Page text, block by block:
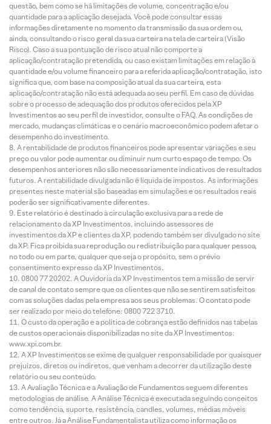
questão, bem como se há limitações de volume, concentração e/ou
quantidade para a aplicação desejada. Você pode consultar essas
informações diretamente no momento da transmissão da sua ordem ou,
ainda, consultando o risco geral da sua carteira na tela de carteira (Visão
Risco). Caso a sua pontuação de risco atual não comporte a
aplicação/contratação pretendida, ou caso existam limitações em relação à
quantidade e/ou volume financeiro para a referida aplicação/contratação, isto
significa que, com base na composição atual da sua carteira, esta
aplicação/contratação não está adequada ao seu perfil. Em caso de dúvidas
sobre o processo de adequação dos produtos oferecidos pela XP
Investimentos ao seu perfil de investidor, consulte o FAQ. As condições de
mercado, mudanças climáticas e o cenário macroeconômico podem afetar o
desempenho do investimento.
A rentabilidade de produtos financeiros pode apresentar variações e seu
preço ou valor pode aumentar ou diminuir num curto espaço de tempo. Os
desempenhos anteriores não são necessariamente indicativos de resultados
futuros. A rentabilidade divulgada não é líquida de impostos. As informações
presentes neste material são baseadas em simulações e os resultados reais
poderão ser significativamente diferentes.
Este relatório é destinado à circulação exclusiva para a rede de
relacionamento da XP Investimentos, incluindo assessores de
investimentos da XP e clientes da XP, podendo também ser divulgado no site
da XP. Fica proibida sua reprodução ou redistribuição para qualquer pessoa,
no todo ou em parte, qualquer que seja o propósito, sem o prévio
consentimento expresso da XP Investimentos.
0800 77 20202. A Ouvidoria da XP Investimentos tem a missão de servir
de canal de contato sempre que os clientes que não se sentirem satisfeitos
com as soluções dadas pela empresa aos seus problemas. O contato pode
ser realizado por meio do telefone: 0800 722 3710.
O custo da operação e a política de cobrança estão definidos nas tabelas
de custos operacionais disponibilizadas no site da XP Investimentos:
www.xpi.com.br.
A XP Investimentos se exime de qualquer responsabilidade por quaisquer
prejuízos, diretos ou indiretos, que venham a decorrer da utilização deste
relatório ou seu conteúdo.
A Avaliação Técnica e a Avaliação de Fundamentos seguem diferentes
metodologias de análise. A Análise Técnica é executada seguindo conceitos
como tendência, suporte, resistência, candles, volumes, médias móveis
entre outros. Já a Análise Fundamentalista utiliza como informação os